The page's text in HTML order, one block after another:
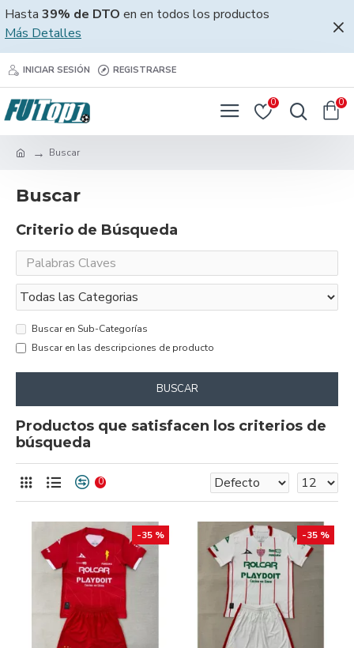
Hasta 39% de DTO en en todos los productos
Más Detalles
INICIAR SESIÓN REGISTRARSE
0 0
Buscar
Buscar
Criterio de Búsqueda
Buscar en Sub-Categorías
Buscar en las descripciones de producto
BUSCAR
Productos que satisfacen los criterios de
búsqueda
0
-35 % -35 %